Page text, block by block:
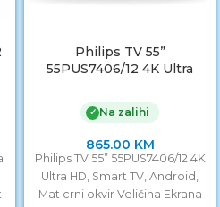
Philips TV 55”
55PUS7406/12 4K Ultra
Mat crni okvir
✓ Na zalihi
865.00 KM
Philips TV 55” 55PUS7406/12 4K
Ultra HD, Smart TV, Android,
Mat crni okvir Veličina Ekrana